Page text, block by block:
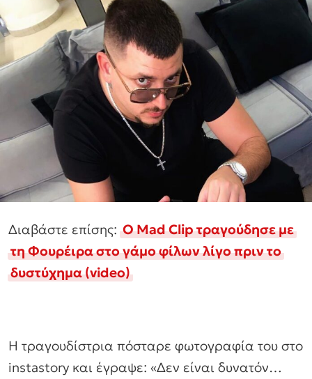
Διαβάστε επίσης:Ο Mad Clip τραγούδησε με
τη Φουρέιρα στο γάμο φίλων λίγο πριν το
δυστύχημα (video)
Η τραγουδίστρια πόσταρε φωτογραφία του στο
instastory και έγραψε: «Δεν είναι δυνατόν…